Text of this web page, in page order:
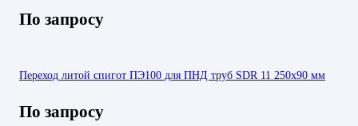
По запросу
Переход литой спигот ПЭ100 для ПНД труб SDR 11 250х90 мм
По запросу